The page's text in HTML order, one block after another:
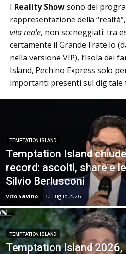
I Reality Showsono dei
rappresentazione della
vita reale, non sceneggiati: tra
certamente il Grande Fratello
nella versione VIP), l’Isola dei
Island, Pechino Express solo
importanti presenti sul digitale
TEMPTATION ISLAND
Temptation Island
record: ascolti, share e
Silvio Berlusconi
Vito Savino - 30 Luglio 2026
TEMPTATION ISLAND
Temptation Island 2026,